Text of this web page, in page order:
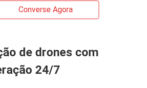
Converse Agora
de drones com
24/7